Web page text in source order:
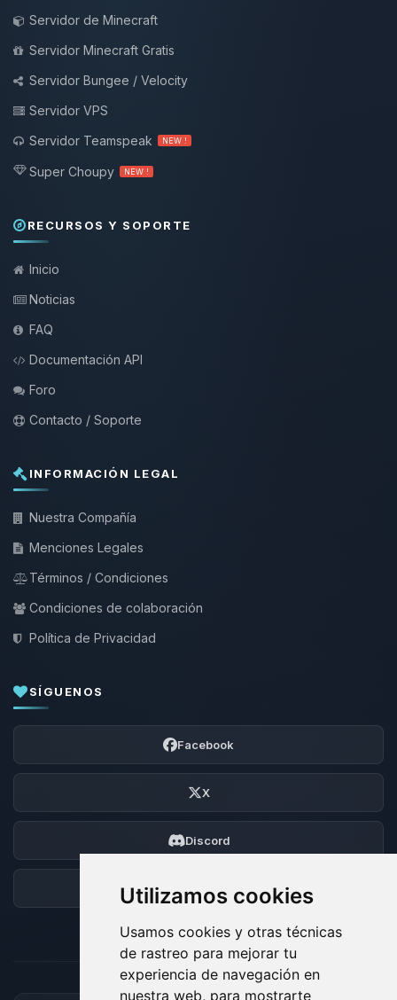
Utilizamos cookies
Usamos cookies y otras técnicas
de rastreo para mejorar tu
experiencia de navegación en
nuestra web, para mostrarte
Servidor de Minecraft
Servidor Minecraft Gratis
Servidor Bungee / Velocity
Servidor VPS
Servidor Teamspeak
NEW !
Super Choupy NEW !
RECURSOS Y SOPORTE
Inicio
Noticias
FAQ
Documentación API
Foro
Contacto / Soporte
INFORMACIÓN LEGAL
Nuestra Compañía
Menciones Legales
Términos / Condiciones
Condiciones de colaboración
Política de Privacidad
SÍGUENOS
Facebook
X
Discord
Foro